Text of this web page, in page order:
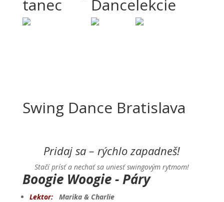
tanec Dancelekcie
Swing Dance Bratislava
Pridaj sa – rýchlo zapadneš!
Stačí prísť a nechať sa uniesť swingovým rytmom!
Boogie Woogie - Páry
Lektor: Marika & Charlie